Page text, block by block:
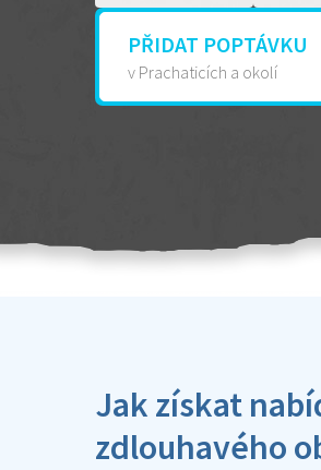
PŘIDAT POPTÁVKU
v Prachaticích a okolí
Jak získat
zdlouhavého